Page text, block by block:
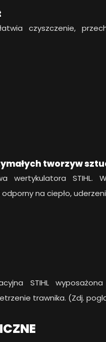
czyszczenie,
tworzyw
wertykulatora STIHL.
na ciepło,
STIHL
trawnika. (Zdj.